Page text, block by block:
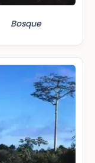
Bosque